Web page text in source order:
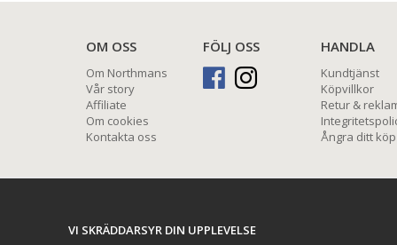
OM OSS
Om Northmans
Vår story
Affiliate
Om cookies
Kontakta oss
FÖLJ OSS HANDLA
Kundtjänst
Köpvillkor
Retur &
Ångra ditt köp
VI SKRÄDDARSYR DIN UPPLEVELSE